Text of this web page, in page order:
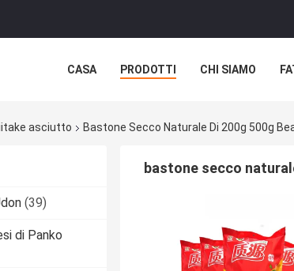
CASA PRODOTTI CHI SIAMO
asciutto Bastone Secco Naturale Di 200g 500g
(39)
di Panko
bastone secco